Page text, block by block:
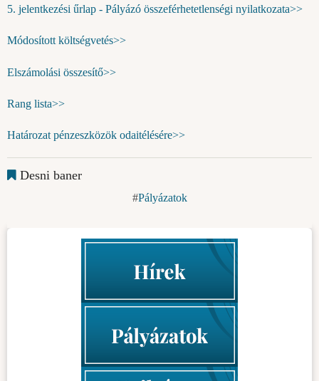
5. jelentkezési űrlap - Pályázó összeférhetetlenségi nyilatkozata>>
Módosított költségvetés>>
Elszámolási összesítő>>
Rang lista>>
Határozat pénzeszközök odaitélésére>>
Desni baner
Pályázatok